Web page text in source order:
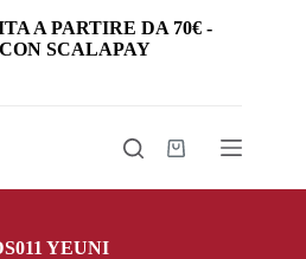
A PARTIRE DA 70€ -
SCALAPAY
Carrello
YEUNI